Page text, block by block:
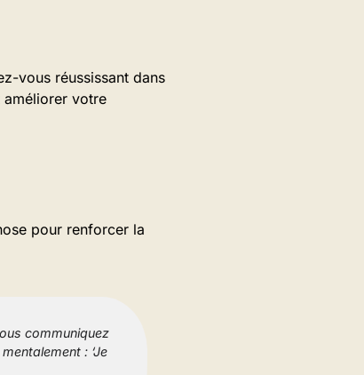
vous réussissant dans
améliorer votre
pour renforcer la
communiquez
: ‘Je